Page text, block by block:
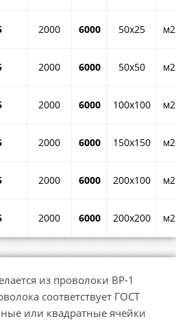
2000 6000 50x25 м2
2000 6000 50x50 м2
2000 6000 100x100 м2
2000 6000 150x150 м2
2000 6000 200x100 м2
2000 6000 200x200 м2
из проволоки ВР-1
соответствует ГОСТ
или квадратные ячейки